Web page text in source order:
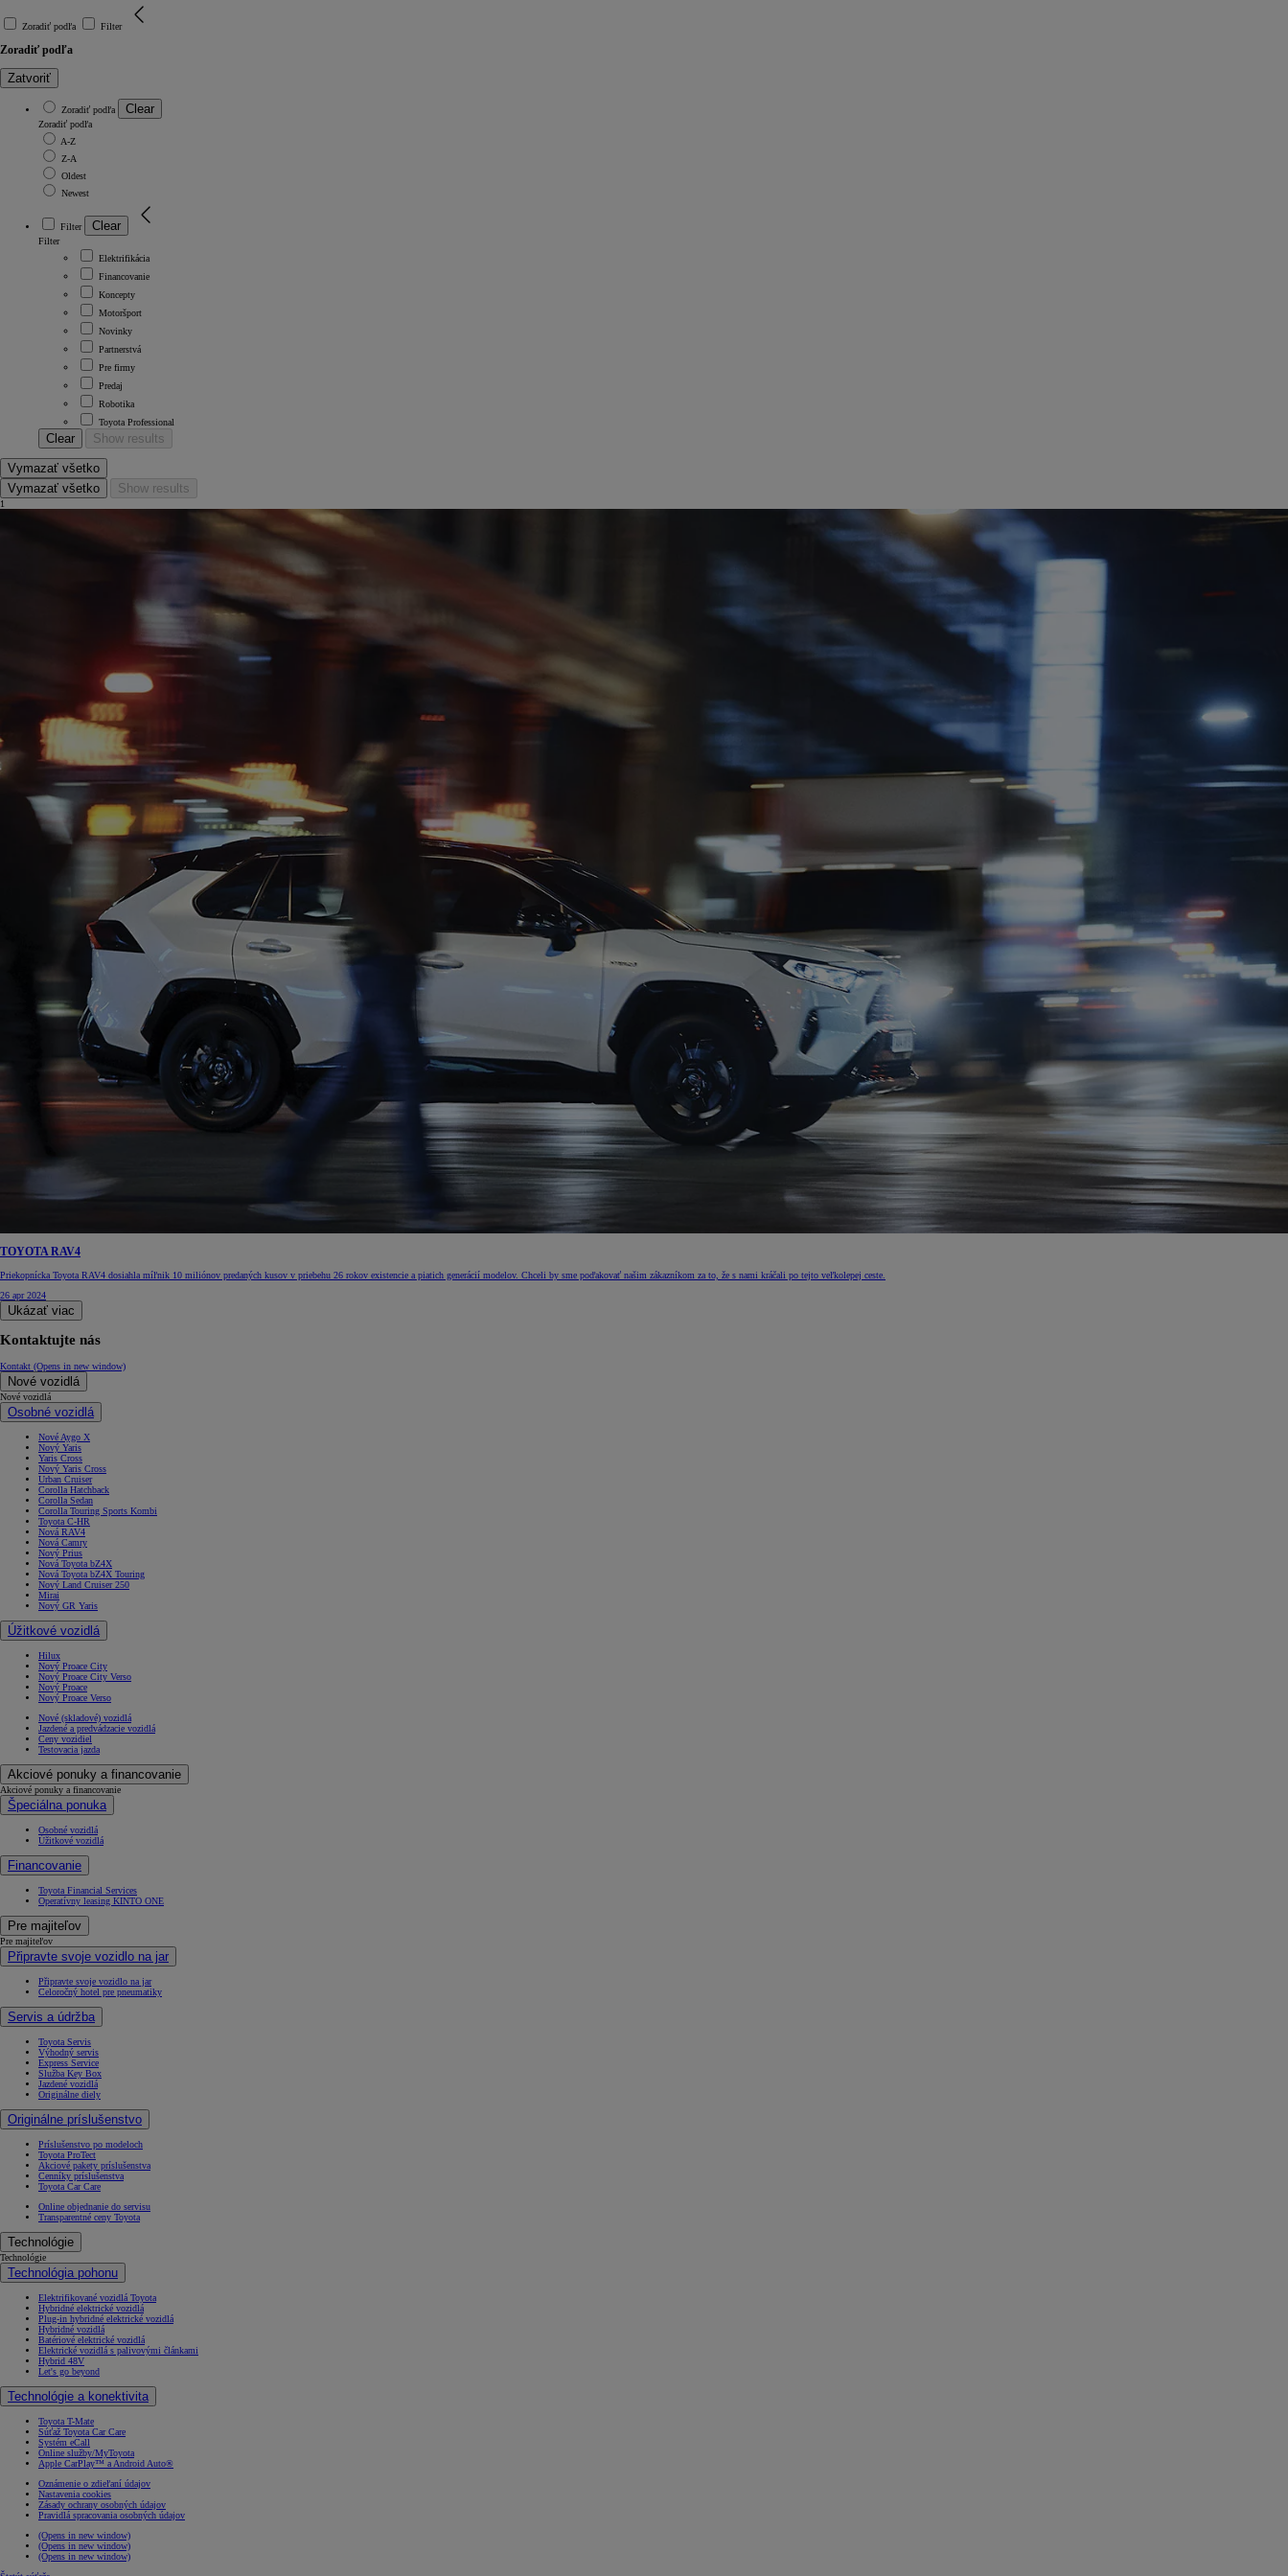
Od 16 690 €s DPH
vr. zvýhodnenia1 000 €
a bonusu za výkup
Nový Yaris Cross
HYBRID
Od22 390 €s DPH
vr. zvýhodnenia
a bonusu za výkup800 €
Corolla Sedan
AJ HYBRID
Zoradiť podľa Filter
Zoradiť podľa
Zatvoriť
Zoradiť podľa Clear
Zoradiť podľa
A-Z
Z-A
Oldest
Newest
Filter Clear
Filter
Elektrifikácia
Financovanie
Koncepty
Motoršport
Novinky
Partnerstvá
Pre firmy
Predaj
Robotika
Toyota Professional
Clear Show results
Vymazať všetko
Vymazať všetko
Show results
1
TOYOTA RAV4
Priekopnícka Toyota RAV4 dosiahla míľnik 10 miliónov predaných kusov v priebehu 26 rokov existencie a piatich generácií modelov. Chceli by sme poďakovať našim zákazníkom za to, že s nami kráčali po tejto veľkolepej ceste.
26 apr 2024
Ukázať viac
Kontaktujte nás
Kontakt (Opens in new window)
Nové vozidlá
Nové vozidlá
Osobné vozidlá
Nové Aygo X
Nový Yaris
Yaris Cross
Nový Yaris Cross
Urban Cruiser
Corolla Hatchback
Corolla Sedan
Corolla Touring Sports Kombi
Toyota C-HR
Nová RAV4
Nová Camry
Nový Prius
Nová Toyota bZ4X
Nová Toyota bZ4X Touring
Nový Land Cruiser 250
Mirai
Nový GR Yaris
Úžitkové vozidlá
Hilux
Nový Proace City
Nový Proace City Verso
Nový Proace
Nový Proace Verso
Nové (skladové) vozidlá
Jazdené a predvádzacie vozidlá
Ceny vozidiel
Testovacia jazda
Akciové ponuky a financovanie
Akciové ponuky a financovanie
Špeciálna ponuka
Osobné vozidlá
Úžitkové vozidlá
Financovanie
Toyota Financial Services
Operatívny leasing KINTO ONE
Pre majiteľov
Pre majiteľov
Připravte svoje vozidlo na jar
Připravte svoje vozidlo na jar
Celoročný hotel pre pneumatiky
Servis a údržba
Toyota Servis
Výhodný servis
Express Service
Služba Key Box
Jazdené vozidlá
Originálne diely
Originálne príslušenstvo
Príslušenstvo po modeloch
Toyota ProTect
Akciové pakety príslušenstva
Cenníky príslušenstva
Toyota Car Care
Online objednanie do servisu
Transparentné ceny Toyota
Technológie
Technológie
Technológia pohonu
Elektrifikované vozidlá Toyota
Hybridné elektrické vozidlá
Plug-in hybridné elektrické vozidlá
Hybridné vozidlá
Batériové elektrické vozidlá
Elektrické vozidlá s palivovými článkami
Hybrid 48V
Let's go beyond
Technológie a konektivita
Toyota T-Mate
Súťaž Toyota Car Care
Systém eCall
Online služby/MyToyota
Apple CarPlay™ a Android Auto®
Oznámenie o zdieľaní údajov
Nastavenia cookies
Zásady ochrany osobných údajov
Pravidlá spracovania osobných údajov
(Opens in new window)
(Opens in new window)
(Opens in new window)